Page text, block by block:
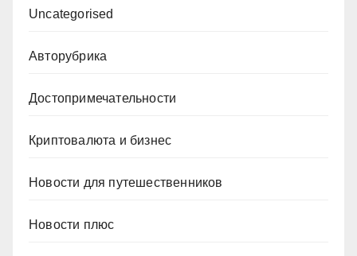
Uncategorised
Авторубрика
Достопримечательности
Криптовалюта и бизнес
Новости для путешественников
Новости плюс